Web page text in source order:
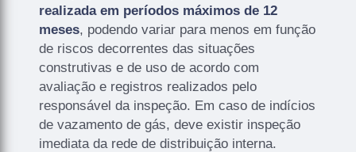
realizada em períodos máximos de 12
meses, podendo variar para menos em função
de riscos decorrentes das situações
construtivas e de uso de acordo com
avaliação e registros realizados pelo
responsável da inspeção. Em caso de indícios
de vazamento de gás, deve existir inspeção
imediata da rede de distribuição interna.